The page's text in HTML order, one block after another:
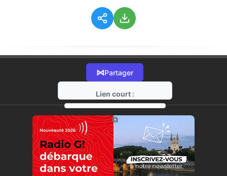
⋈Partager
Lien court :
https://radio-g.fr?18238
⧉